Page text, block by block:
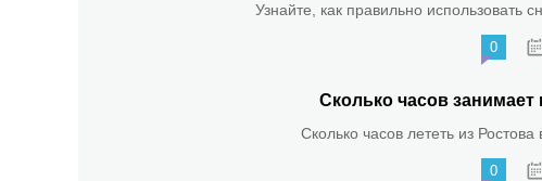
Узнайте, как правильно использовать
0
Сколько часов занимает
Сколько часов лететь из
0